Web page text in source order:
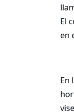
El
en
En